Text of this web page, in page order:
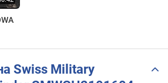
Swiss Military